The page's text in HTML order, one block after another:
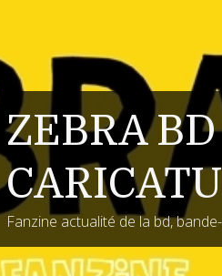
ZEBRA
Fanzine actualité de la bd,